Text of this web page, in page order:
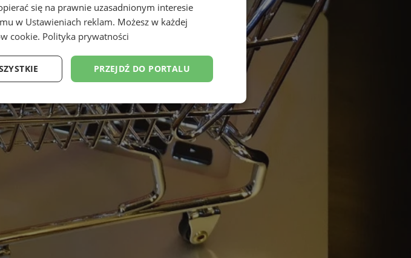
się na prawnie uzasadnionym interesie
w Ustawieniach reklam. Możesz w każdej
cookie. Polityka prywatności
PRZEJDŹ DO PORTALU
Funkcjonalność Niesklasyfikowane
funkcji strony internetowej, takich jak logowanie użytkownika i
korzystać ze strony internetowej.